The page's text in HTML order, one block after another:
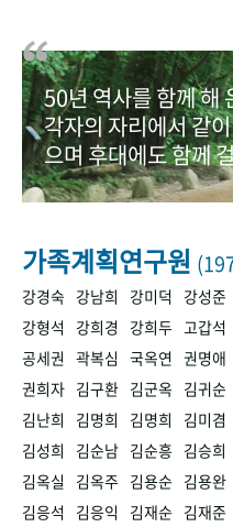
기록물 아카이브
사진 아카이브 문서 기록물
50+1주년 기념
VR 역사관
50년 역사를 함께 해
각자의 자리에서 같
으며 후대에도 함께
가족계획연구원
강경숙 강남희 강미덕 강성준
강형석
강희경 강희두 고갑석
공세권 곽복심 국옥연 권명애
권희자 김구환 김군옥 김귀순
김난희
김명희 김명희 김미겸
김성희
김순남 김순흥 김승희
김옥실
김옥주 김용순 김용완
김응석
김응익 김재순 김재준